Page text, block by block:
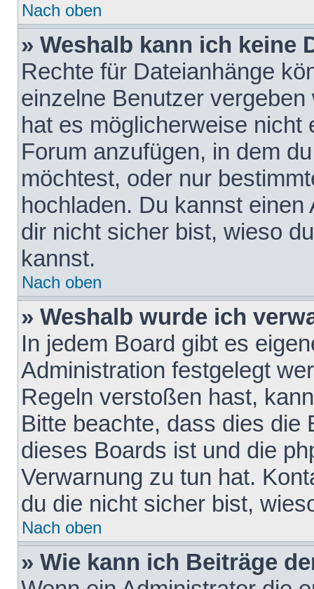
Nach oben
» Weshalb kann ich keine
Rechte für Dateianhänge
einzelne Benutzer
hat es möglicherweise nicht
Forum anzufügen, in dem
möchtest, oder nur
hochladen. Du kannst
dir nicht sicher bist, wieso
kannst.
Nach oben
» Weshalb wurde ich
In jedem Board gibt es
Administration festgelegt
Regeln verstoßen hast,
Bitte beachte, dass dies die
dieses Boards ist und die
Verwarnung zu tun hat.
du die nicht sicher bist,
Nach oben
» Wie kann ich Beiträge